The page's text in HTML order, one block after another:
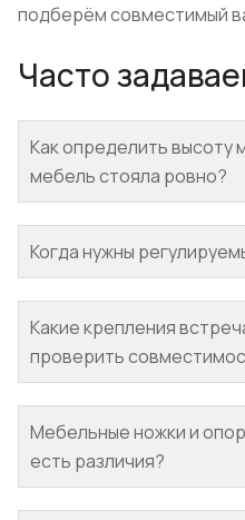
подберём совместимый
Часто
Как определить высоту
мебель стояла ровно?
Когда нужны
Какие крепления
проверить
Мебельные ножки и
есть различия?